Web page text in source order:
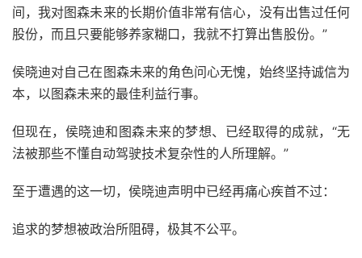
间，我对图森未来的长期价值非常有信心，没有出售过任何
股份，而且只要能够养家糊口，我就不打算出售股份。”
侯晓迪对自己在图森未来的角色问心无愧，始终坚持诚信为
本，以图森未来的最佳利益行事。
但现在，侯晓迪和图森未来的梦想、已经取得的成就，“无
法被那些不懂自动驾驶技术复杂性的人所理解。”
至于遭遇的这一切，侯晓迪声明中已经再痛心疾首不过：
追求的梦想被政治所阻碍，极其不公平。